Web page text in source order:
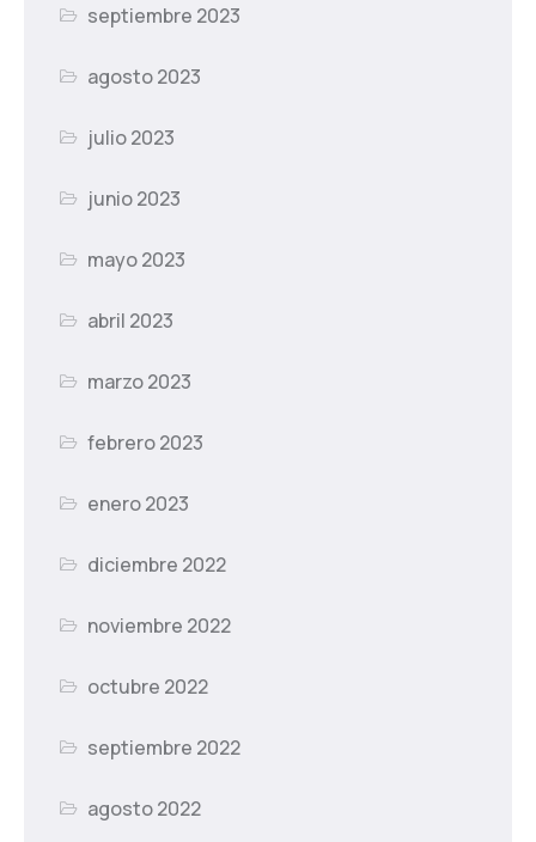
septiembre 2023
agosto 2023
julio 2023
junio 2023
mayo 2023
abril 2023
marzo 2023
febrero 2023
enero 2023
diciembre 2022
noviembre 2022
octubre 2022
septiembre 2022
agosto 2022